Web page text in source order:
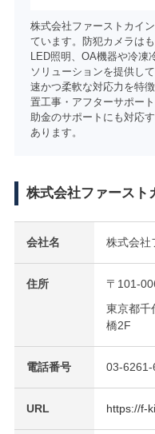
株式会社ファーストカイ
ています。防犯カメラは
LED照明、OA機器や冷凍
ソリューションを提供し
速かつ柔軟な対応力を特
置工事・アフターサポー
助金のサポートにも対応
あります。
株式会社ファースト
会社名 株式会社
住所
〒101-
東京都千
橋2F
電話番号 03-6261-
URL https://f-